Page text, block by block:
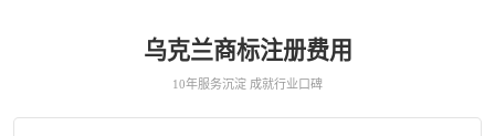
乌克兰商标注册费用
10年服务沉淀 成就行业口碑